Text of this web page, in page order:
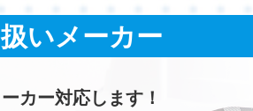
いメーカー
カー対応します！